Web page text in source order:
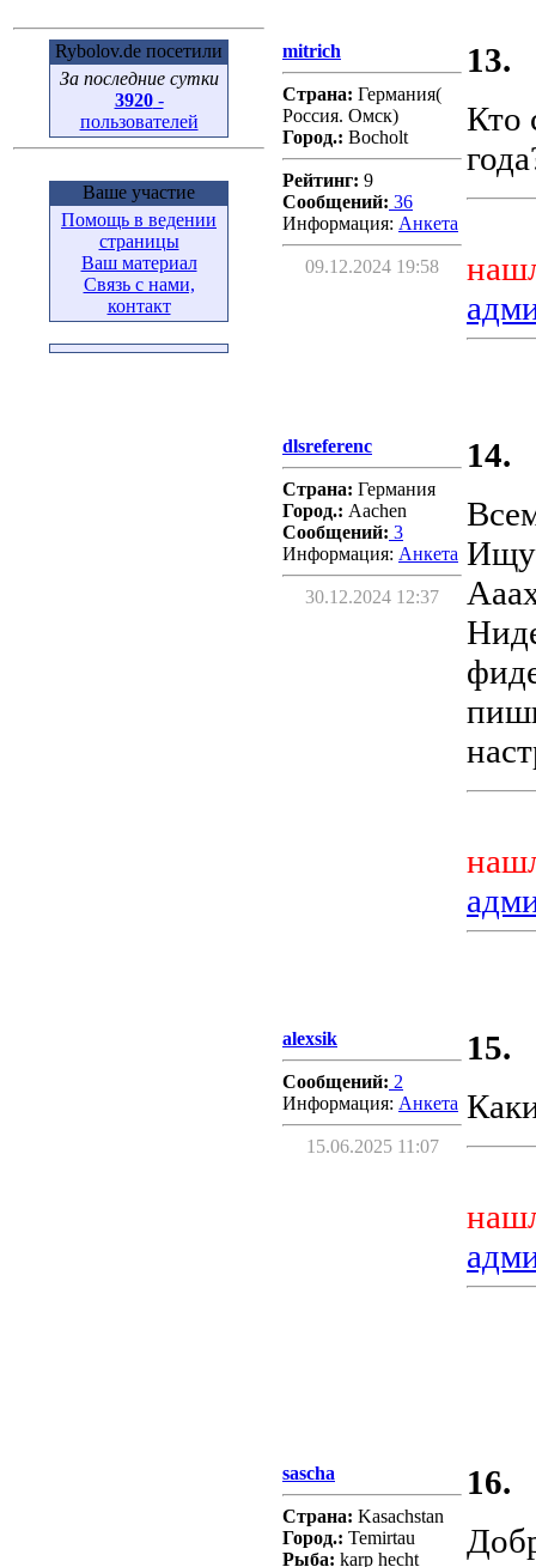
Rybolov.de посетили
За последние сутки
3920-
пользователей
Ваше участие
Помощь в ведении
страницы
Ваш материал
Связь с нами,
контакт
mitrich
Страна: Германия(
Россия. Омск)
Город.: Bocholt
Рейтинг: 9
Сообщений: 36
Информация: Aнкета
09.12.2024 19:58
13.
Кто
dlsreferenc
Страна: Германия
Город.: Aachen
Сообщений: 3
Информация: Aнкета
30.12.2024 12:37
14.
Ищу
alexsik
Сообщений: 2
Информация: Aнкета
15.06.2025 11:07
15.
sascha
Страна: Kasachstan
Город.: Temirtau
Рыба: karp hecht
16.